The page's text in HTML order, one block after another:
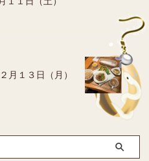
月１３日（月）